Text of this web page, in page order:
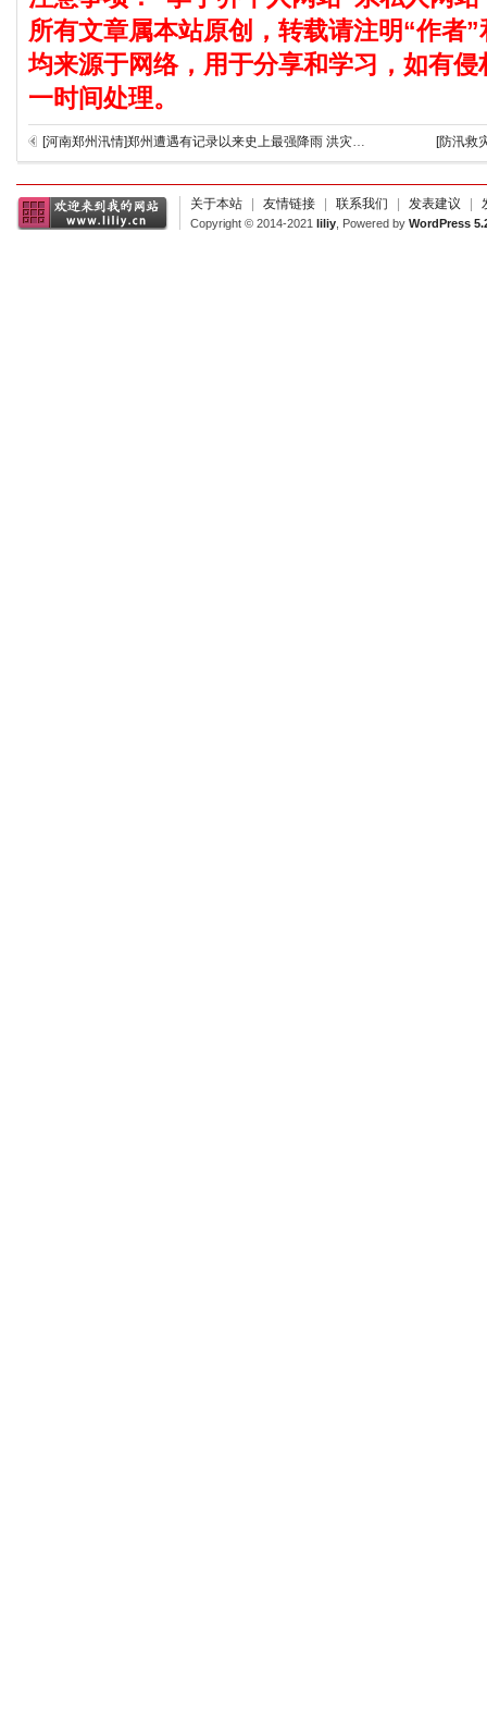
所有文章属本站原创，转载请注明“作者
均来源于网络，用于分享和学习，如有
一时间处理。
[河南郑州汛情]郑州遭遇有记录以来史上最强降雨 洪灾已造成郑州市区12人死亡 [防汛救
关于本站 友情链接 联系我们 发表建议
Copyright © 2014-2021 liliy, Powered by WordPress